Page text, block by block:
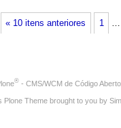
« 10 itens anteriores 1
® - CMS/WCM de Código Aberto
Plone Theme brought to you by